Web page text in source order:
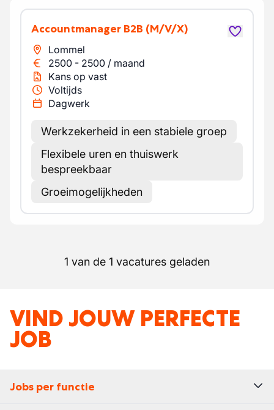
Accountmanager B2B (M/V/X)
Lommel
2500 - 2500 / maand
Kans op vast
Voltijds
Dagwerk
Werkzekerheid in een stabiele groep
Flexibele uren en thuiswerk
bespreekbaar
Groeimogelijkheden
1 van de 1 vacatures geladen
VIND JOUW PERFECTE
JOB
Jobs per functie